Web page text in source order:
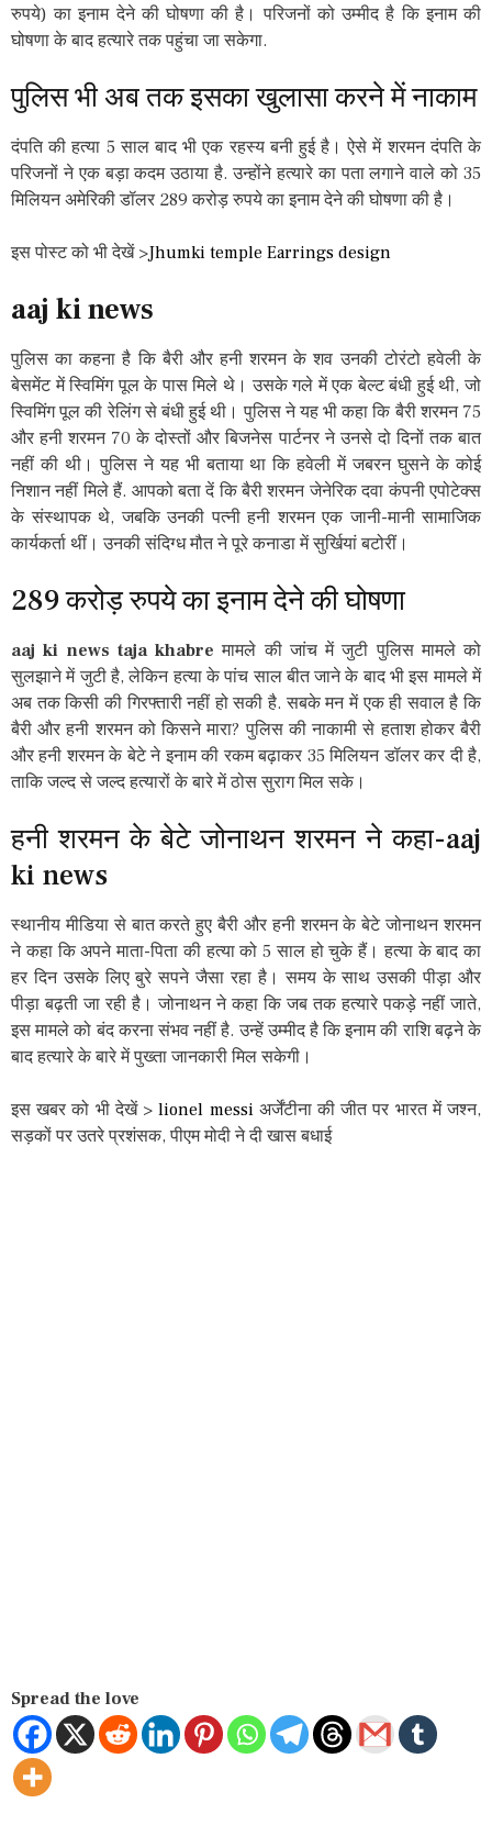
रुपये) का इनाम देने की घोषणा की है। परिजनों को उम्मीद है कि इनाम की
घोषणा के बाद हत्यारे तक पहुंचा जा सकेगा.
पुलिस भी अब तक इसका खुलासा करने में नाकाम
दंपति की हत्या 5 साल बाद भी एक रहस्य बनी हुई है। ऐसे में शरमन दंपति के
परिजनों ने एक बड़ा कदम उठाया है. उन्होंने हत्यारे का पता लगाने वाले को 35
मिलियन अमेरिकी डॉलर 289 करोड़ रुपये का इनाम देने की घोषणा की है।
इस पोस्ट को भी देखें >Jhumki temple Earrings design
aaj ki news
पुलिस का कहना है कि बैरी और हनी शरमन के शव उनकी टोरंटो हवेली के
बेसमेंट में स्विमिंग पूल के पास मिले थे। उसके गले में एक बेल्ट बंधी हुई थी, जो
स्विमिंग पूल की रेलिंग से बंधी हुई थी। पुलिस ने यह भी कहा कि बैरी शरमन 75
और हनी शरमन 70 के दोस्तों और बिजनेस पार्टनर ने उनसे दो दिनों तक बात
नहीं की थी। पुलिस ने यह भी बताया था कि हवेली में जबरन घुसने के कोई
निशान नहीं मिले हैं. आपको बता दें कि बैरी शरमन जेनेरिक दवा कंपनी एपोटेक्स
के संस्थापक थे, जबकि उनकी पत्नी हनी शरमन एक जानी-मानी सामाजिक
कार्यकर्ता थीं। उनकी संदिग्ध मौत ने पूरे कनाडा में सुर्खियां बटोरीं।
289 करोड़ रुपये का इनाम देने की घोषणा
aaj ki news taja khabre मामले की जांच में जुटी पुलिस मामले को
सुलझाने में जुटी है, लेकिन हत्या के पांच साल बीत जाने के बाद भी इस मामले में
अब तक किसी की गिरफ्तारी नहीं हो सकी है. सबके मन में एक ही सवाल है कि
बैरी और हनी शरमन को किसने मारा? पुलिस की नाकामी से हताश होकर बैरी
और हनी शरमन के बेटे ने इनाम की रकम बढ़ाकर 35 मिलियन डॉलर कर दी है,
ताकि जल्द से जल्द हत्यारों के बारे में ठोस सुराग मिल सके।
हनी शरमन के बेटे जोनाथन शरमन ने कहा-aaj
ki news
स्थानीय मीडिया से बात करते हुए बैरी और हनी शरमन के बेटे जोनाथन शरमन
ने कहा कि अपने माता-पिता की हत्या को 5 साल हो चुके हैं। हत्या के बाद का
हर दिन उसके लिए बुरे सपने जैसा रहा है। समय के साथ उसकी पीड़ा और
पीड़ा बढ़ती जा रही है। जोनाथन ने कहा कि जब तक हत्यारे पकड़े नहीं जाते,
इस मामले को बंद करना संभव नहीं है. उन्हें उम्मीद है कि इनाम की राशि बढ़ने के
बाद हत्यारे के बारे में पुख्ता जानकारी मिल सकेगी।
इस खबर को भी देखें > lionel messiअर्जेंटीना की जीत पर भारत में जश्न,
सड़कों पर उतरे प्रशंसक, पीएम मोदी ने दी खास बधाई
Spread the love